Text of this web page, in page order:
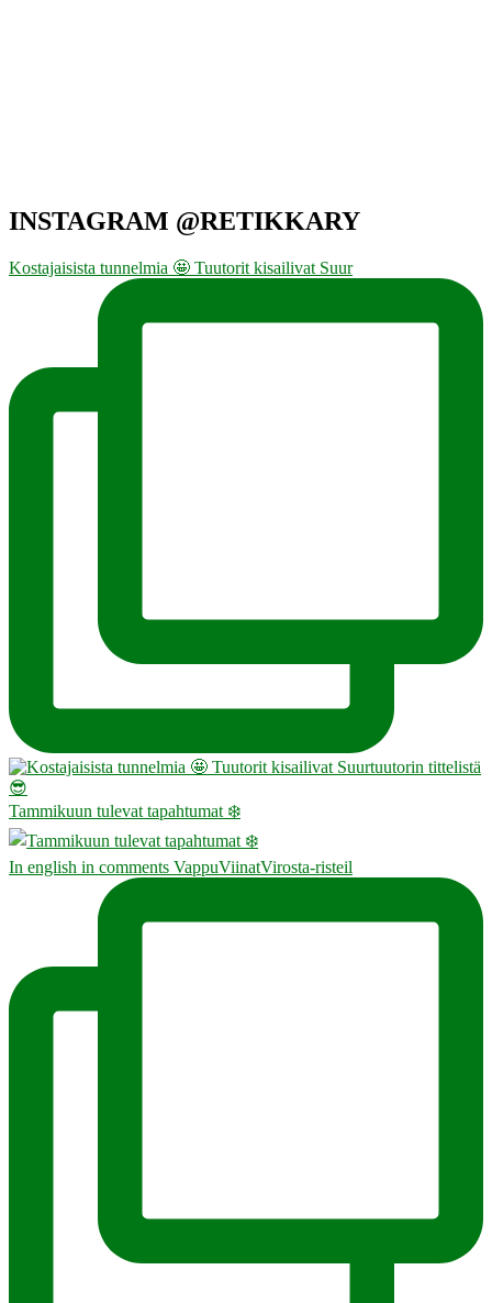
INSTAGRAM @RETIKKARY
Kostajaisista tunnelmia 🤩 Tuutorit kisailivat Suur
Tammikuun tulevat tapahtumat ❄️
In english in comments VappuViinatVirosta-risteil